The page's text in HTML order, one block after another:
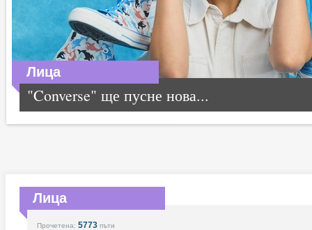
Лица
"Converse" ще пусне нова...
Лица
Прочетена: 5773 пъти